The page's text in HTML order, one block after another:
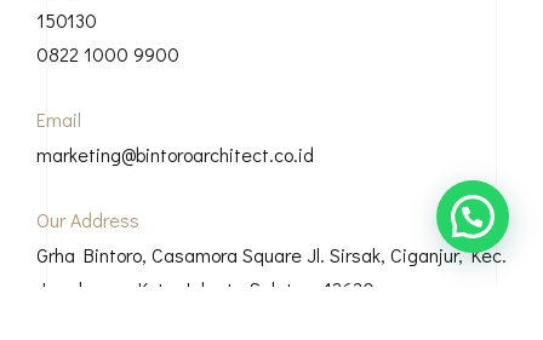
150130
0822 1000 9900
Email
marketing@bintoroarchitect.co.id
Our Address
Grha Bintoro, Casamora Square Jl. Sirsak, Ciganjur, Kec.
Jagakarsa, Kota Jakarta Selatan, 12630